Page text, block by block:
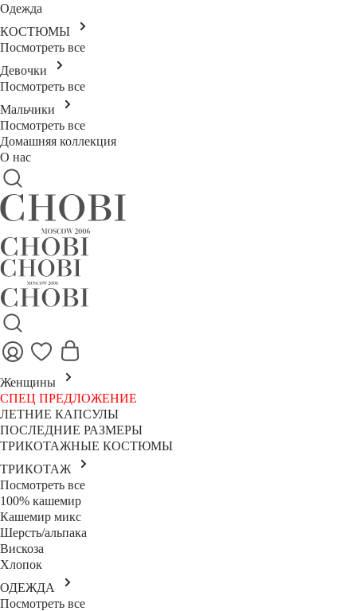
Одежда
КОСТЮМЫ
Посмотреть все
Девочки
Посмотреть все
Мальчики
Посмотреть все
Домашняя коллекция
О нас
Женщины
СПЕЦ ПРЕДЛОЖЕНИЕ
ЛЕТНИЕ КАПСУЛЫ
ПОСЛЕДНИЕ РАЗМЕРЫ
ТРИКОТАЖНЫЕ КОСТЮМЫ
ТРИКОТАЖ
Посмотреть все
100% кашемир
Кашемир микс
Шерсть/альпака
Вискоза
Хлопок
ОДЕЖДА
Посмотреть все